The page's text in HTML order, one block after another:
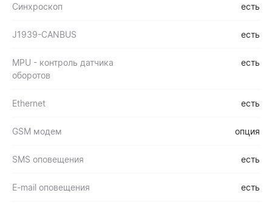
Синхроскоп есть
J1939-CANBUS есть
MPU - контроль датчика
оборотов
есть
Ethernet есть
GSM модем опция
SMS оповещения есть
E-mail оповещения есть